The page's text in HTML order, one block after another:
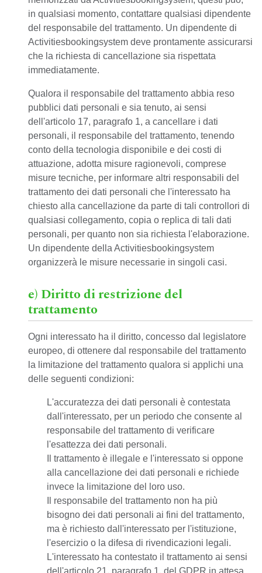
in qualsiasi momento, contattare qualsiasi dipendente
del responsabile del trattamento. Un dipendente di
Activitiesbookingsystem deve prontamente assicurarsi
che la richiesta di cancellazione sia rispettata
immediatamente.
Qualora il responsabile del trattamento abbia reso
pubblici dati personali e sia tenuto, ai sensi
dell'articolo 17, paragrafo 1, a cancellare i dati
personali, il responsabile del trattamento, tenendo
conto della tecnologia disponibile e dei costi di
attuazione, adotta misure ragionevoli, comprese
misure tecniche, per informare altri responsabili del
trattamento dei dati personali che l'interessato ha
chiesto alla cancellazione da parte di tali controllori di
qualsiasi collegamento, copia o replica di tali dati
personali, per quanto non sia richiesta l'elaborazione.
Un dipendente della Activitiesbookingsystem
organizzerà le misure necessarie in singoli casi.
e) Diritto di restrizione del
trattamento
Ogni interessato ha il diritto, concesso dal legislatore
europeo, di ottenere dal responsabile del trattamento
la limitazione del trattamento qualora si applichi una
delle seguenti condizioni:
L'accuratezza dei dati personali è contestata
dall'interessato, per un periodo che consente al
responsabile del trattamento di verificare
l'esattezza dei dati personali.
Il trattamento è illegale e l'interessato si oppone
alla cancellazione dei dati personali e richiede
invece la limitazione del loro uso.
Il responsabile del trattamento non ha più
bisogno dei dati personali ai fini del trattamento,
ma è richiesto dall'interessato per l'istituzione,
l'esercizio o la difesa di rivendicazioni legali.
L'interessato ha contestato il trattamento ai sensi
dell'articolo 21, paragrafo 1, del GDPR in attesa